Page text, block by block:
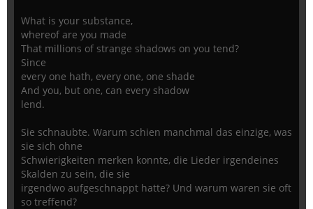
What is your substance,
whereof are you made
That millions of strange shadows on you tend?
Since
every one hath, every one, one shade
And you, but one, can every shadow
lend.
Sie schnaubte. Warum schien manchmal das einzige, was
sie sich ohne
Schwierigkeiten merken konnte, die Lieder irgendeines
Skalden zu sein, die sie
irgendwo aufgeschnappt hatte? Und warum waren sie oft
so treffend?